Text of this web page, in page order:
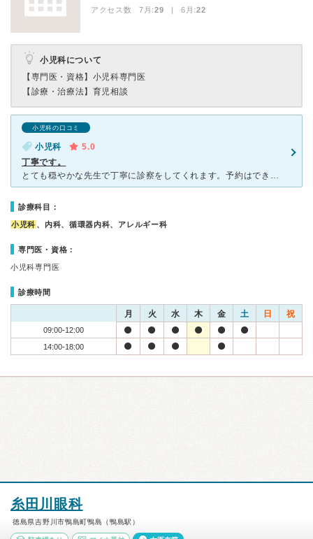
アクセス数 7月:29 | 6月:22
小児科について
【専門医・資格】 小児科専門医
【診療・治療法】 育児相談
小児科の口コミ
小児科
5.0
丁寧です。
とても穏やかな先生で丁寧に診察をしてくれます。予約はできないため、混んでいる時は車で待たないといけないです。混んでいるときは30分以上待たないといけないときもあるので少ししんどい時もあります。それぐら
診療科目：
小児科 、内科、循環器内科、アレルギー科
専門医・資格：
小児科専門医
診療時間
月 火 水 木 金 土 日 祝
09:00-12:00
14:00-18:00
糸田川眼科
徳島県吉野川市鴨島町鴨島（鴨島駅）